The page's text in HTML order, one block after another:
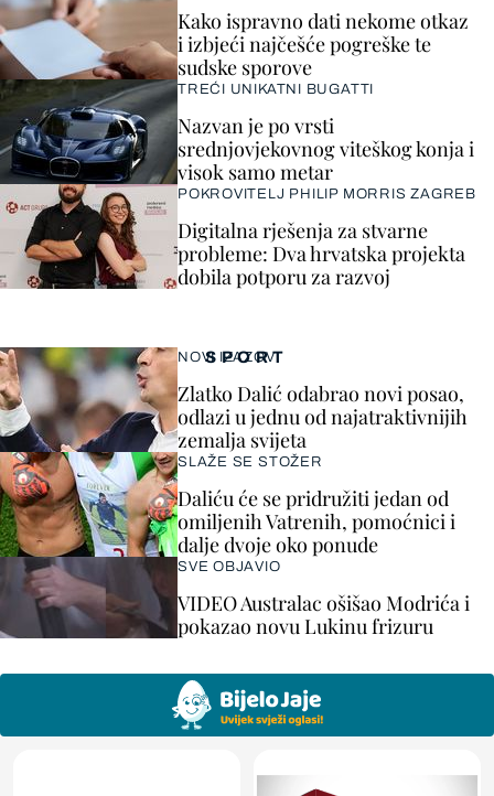
SPORT
NOVI IZAZOV
Zlatko Dalić odabrao novi posao,
odlazi u jednu od najatraktivnijih
zemalja svijeta
SLAŽE SE STOŽER
Daliću će se pridružiti jedan od
omiljenih Vatrenih, pomoćnici i
dalje dvoje oko ponude
SVE OBJAVIO
VIDEO Australac ošišao Modrića i
pokazao novu Lukinu frizuru
Kako ispravno dati nekome otkaz
i izbjeći najčešće pogreške te
sudske sporove
TREĆI UNIKATNI BUGATTI
Nazvan je po vrsti
srednjovjekovnog viteškog konja i
visok samo metar
POKROVITELJ PHILIP MORRIS ZAGREB
Digitalna rješenja za stvarne
probleme: Dva hrvatska projekta
dobila potporu za razvoj